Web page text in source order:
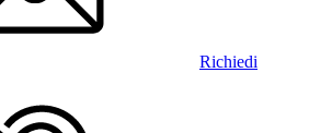
Richiedi